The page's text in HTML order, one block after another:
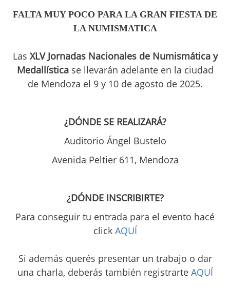
FALTA MUY POCO PARA LA GRAN FIESTA DE
LA NUMISMATICA
Las XLV Jornadas Nacionales de Numismática y
Medallísticase llevarán adelante en la ciudad
de Mendoza el 9 y 10 de agosto de 2025.
¿DÓNDE SE REALIZARÁ?
Auditorio Ángel Bustelo
Avenida Peltier 611, Mendoza
¿DÓNDE INSCRIBIRTE?
Para conseguir tu entrada para el evento hacé
click AQUÍ
Si además querés presentar un trabajo o dar
una charla, deberás también registrarte AQUÍ